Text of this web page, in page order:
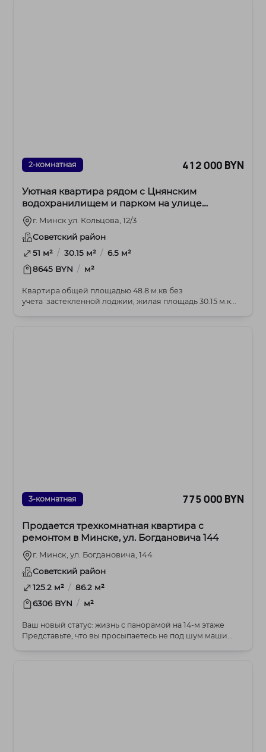
2-комнатная 412 000 BYN
Уютная квартира рядом с Цнянским
водохранилищем и парком на улице
Кольцова
г. Минск ул. Кольцова, 12/3
Советский район
51 м² / 30.15 м² / 6.5 м²
8645 BYN / м²
Квартира общей площадью 48.8 м.кв без
учета застекленной лоджии, жилая площадь 30.15 м.к...
3-комнатная 775 000 BYN
Продается трехкомнатная квартира с
ремонтом в Минске, ул. Богдановича 144
г. Минск, ул. Богдановича, 144
Советский район
125.2 м² / 86.2 м²
6306 BYN / м²
Ваш новый статус: жизнь с панорамой на 14-м этаже
Представьте, что вы просыпаетесь не под шум маши...